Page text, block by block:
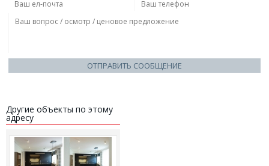
ОТПРАВИТЬ СООБЩЕНИЕ
Другие объекты по этому
адресу